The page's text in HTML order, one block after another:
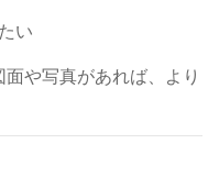
い
や写真があれば、より